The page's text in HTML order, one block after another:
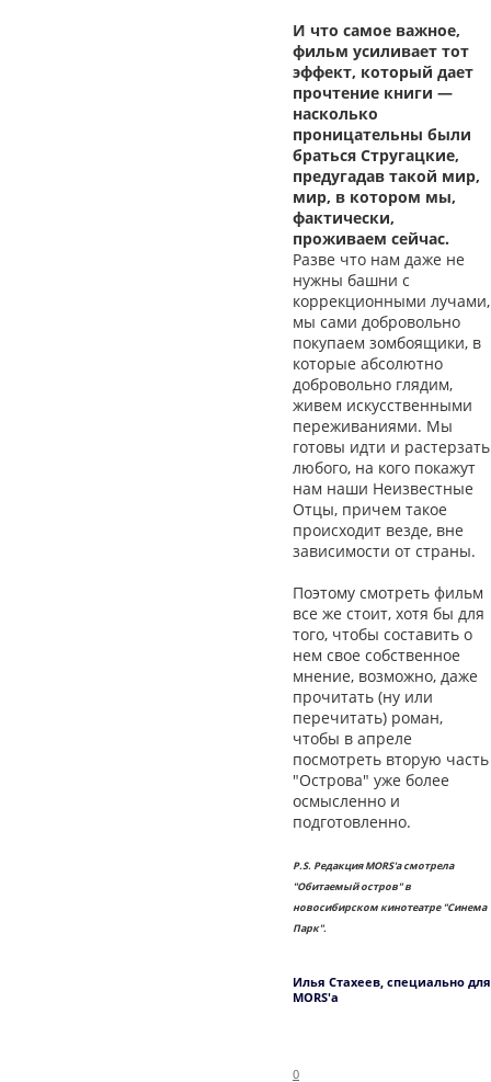
И что самое важное,
фильм усиливает тот
эффект, который дает
прочтение книги —
насколько
проницательны были
браться Стругацкие,
предугадав такой мир,
мир, в котором мы,
фактически,
проживаем сейчас.
Разве что нам даже не
нужны башни с
коррекционными лучами,
мы сами добровольно
покупаем зомбоящики, в
которые абсолютно
добровольно глядим,
живем искусственными
переживаниями. Мы
готовы идти и растерзать
любого, на кого покажут
нам наши Неизвестные
Отцы, причем такое
происходит везде, вне
зависимости от страны.
Поэтому смотреть фильм
все же стоит, хотя бы для
того, чтобы составить о
нем свое собственное
мнение, возможно, даже
прочитать (ну или
перечитать) роман,
чтобы в апреле
посмотреть вторую часть
"Острова" уже более
осмысленно и
подготовленно.
P.S. Редакция MORS'а смотрела
"Обитаемый остров" в
новосибирском кинотеатре "Синема
Парк".
Илья Стахеев, специально для
MORS'а
0